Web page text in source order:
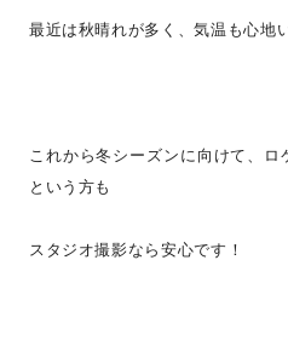
最近は秋晴れが多く、気温も心地
これから冬シーズンに向けて、
という方も
スタジオ撮影なら安心です！